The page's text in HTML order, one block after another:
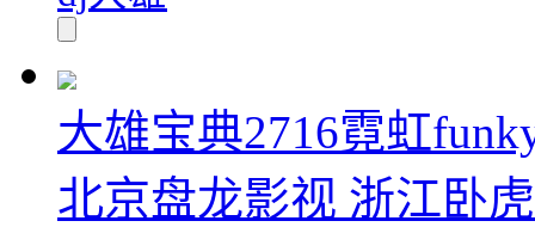
大雄宝典2716霓虹
北京盘龙影视 浙江卧